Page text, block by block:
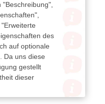
"Beschreibung",
des
auf optionale
Da uns diese
gestellt
dieser